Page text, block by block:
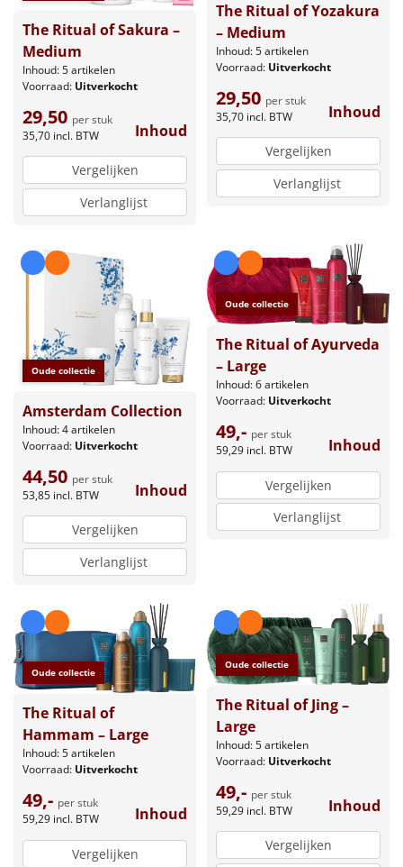
The Ritual of Sakura –
Medium
Inhoud: 5 artikelen
Voorraad: Uitverkocht
29,50 per stuk
35,70 incl. BTW Inhoud
Vergelijken
Verlanglijst
The Ritual of Yozakura
– Medium
Inhoud: 5 artikelen
Voorraad: Uitverkocht
29,50 per stuk
35,70 incl. BTW Inhoud
Vergelijken
Verlanglijst
Oude collectie
Amsterdam Collection
Inhoud: 4 artikelen
Voorraad: Uitverkocht
44,50 per stuk
53,85 incl. BTW Inhoud
Vergelijken
Verlanglijst
Oude collectie
The Ritual of Ayurveda
– Large
Inhoud: 6 artikelen
Voorraad: Uitverkocht
49,- per stuk
59,29 incl. BTW Inhoud
Vergelijken
Verlanglijst
Oude collectie
The Ritual of
Hammam – Large
Inhoud: 5 artikelen
Voorraad: Uitverkocht
49,- per stuk
59,29 incl. BTW Inhoud
Vergelijken
Oude collectie
The Ritual of Jing –
Large
Inhoud: 5 artikelen
Voorraad: Uitverkocht
49,- per stuk
59,29 incl. BTW Inhoud
Vergelijken